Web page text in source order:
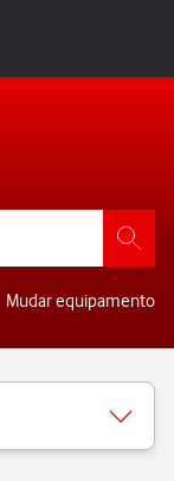
Mudar equipamento